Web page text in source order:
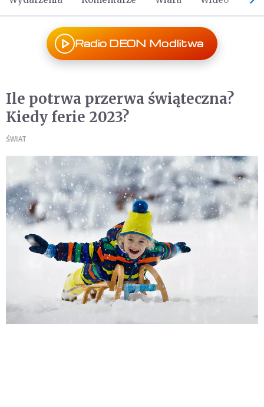
Radio DEON Modlitwa
Ile potrwa przerwa świąteczna?
Kiedy ferie 2023?
ŚWIAT